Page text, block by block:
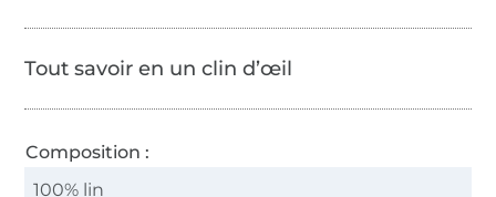
Tout savoir en un clin d’œil
Composition :
100% lin